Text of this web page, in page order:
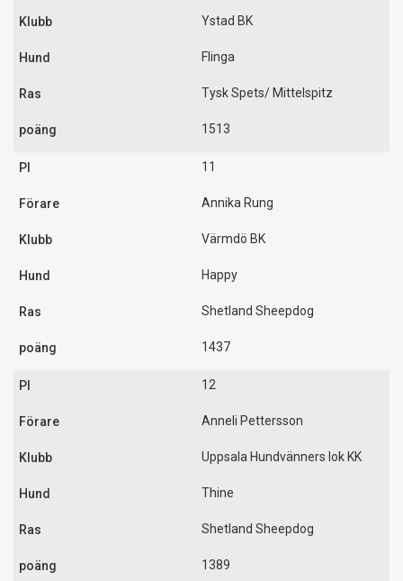
Ystad BK
Flinga
Tysk Spets/ Mittelspitz
1513
11
Annika Rung
Värmdö BK
Happy
Shetland Sheepdog
1437
12
Anneli Pettersson
Uppsala Hundvänners lok KK
Thine
Shetland Sheepdog
1389